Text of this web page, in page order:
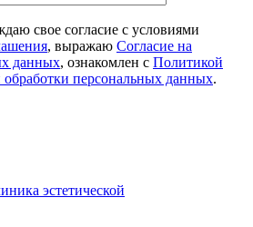
свое согласие с условиями
, выражаю Согласие на
данных, ознакомлен с Политикой
персональных данных.
эстетической